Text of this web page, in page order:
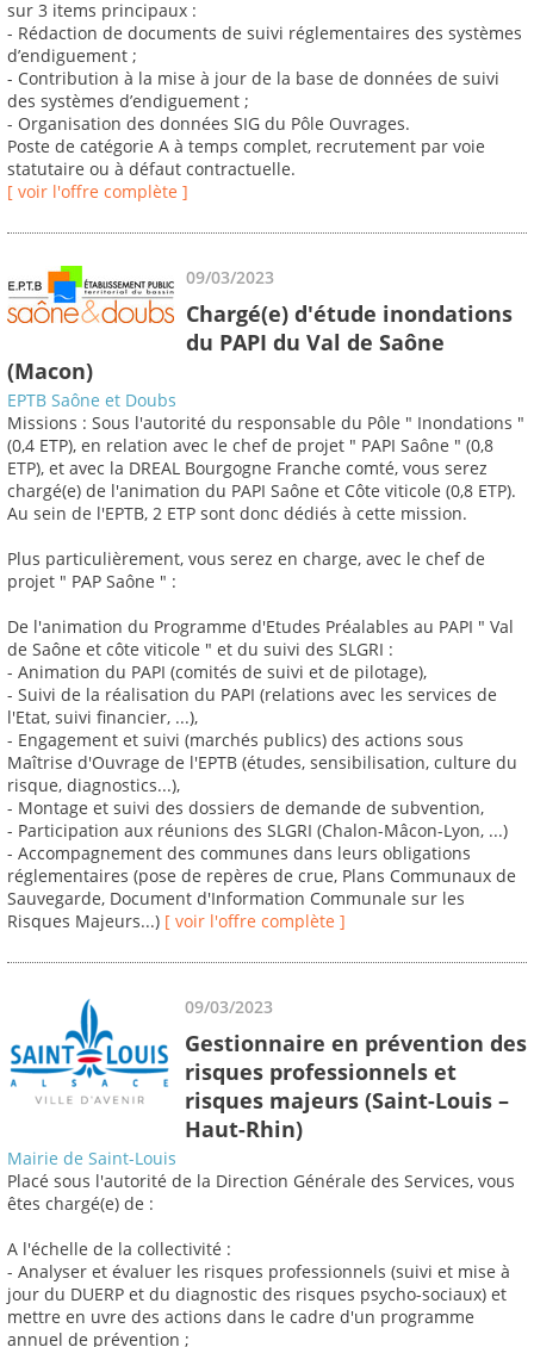
sur 3 items principaux :
- Rédaction de documents de suivi réglementaires des systèmes
d’endiguement ;
- Contribution à la mise à jour de la base de données de suivi
des systèmes d’endiguement ;
- Organisation des données SIG du Pôle Ouvrages.
Poste de catégorie A à temps complet, recrutement par voie
statutaire ou à défaut contractuelle.
[ voir l'offre complète ]
09/03/2023
Chargé(e) d'étude inondations
du PAPI du Val de Saône
(Macon)
EPTB Saône et Doubs
Missions : Sous l'autorité du responsable du Pôle " Inondations "
(0,4 ETP), en relation avec le chef de projet " PAPI Saône " (0,8
ETP), et avec la DREAL Bourgogne Franche comté, vous serez
chargé(e) de l'animation du PAPI Saône et Côte viticole (0,8 ETP).
Au sein de l'EPTB, 2 ETP sont donc dédiés à cette mission.
Plus particulièrement, vous serez en charge, avec le chef de
projet " PAP Saône " :
De l'animation du Programme d'Etudes Préalables au PAPI " Val
de Saône et côte viticole " et du suivi des SLGRI :
- Animation du PAPI (comités de suivi et de pilotage),
- Suivi de la réalisation du PAPI (relations avec les services de
l'Etat, suivi financier, ...),
- Engagement et suivi (marchés publics) des actions sous
Maîtrise d'Ouvrage de l'EPTB (études, sensibilisation, culture du
risque, diagnostics...),
- Montage et suivi des dossiers de demande de subvention,
- Participation aux réunions des SLGRI (Chalon-Mâcon-Lyon, ...)
- Accompagnement des communes dans leurs obligations
réglementaires (pose de repères de crue, Plans Communaux de
Sauvegarde, Document d'Information Communale sur les
Risques Majeurs...) [ voir l'offre complète ]
09/03/2023
Gestionnaire en prévention des
risques professionnels et
risques majeurs (Saint-Louis –
Haut-Rhin)
Mairie de Saint-Louis
Placé sous l'autorité de la Direction Générale des Services, vous
êtes chargé(e) de :
A l'échelle de la collectivité :
- Analyser et évaluer les risques professionnels (suivi et mise à
jour du DUERP et du diagnostic des risques psycho-sociaux) et
mettre en uvre des actions dans le cadre d'un programme
annuel de prévention ;